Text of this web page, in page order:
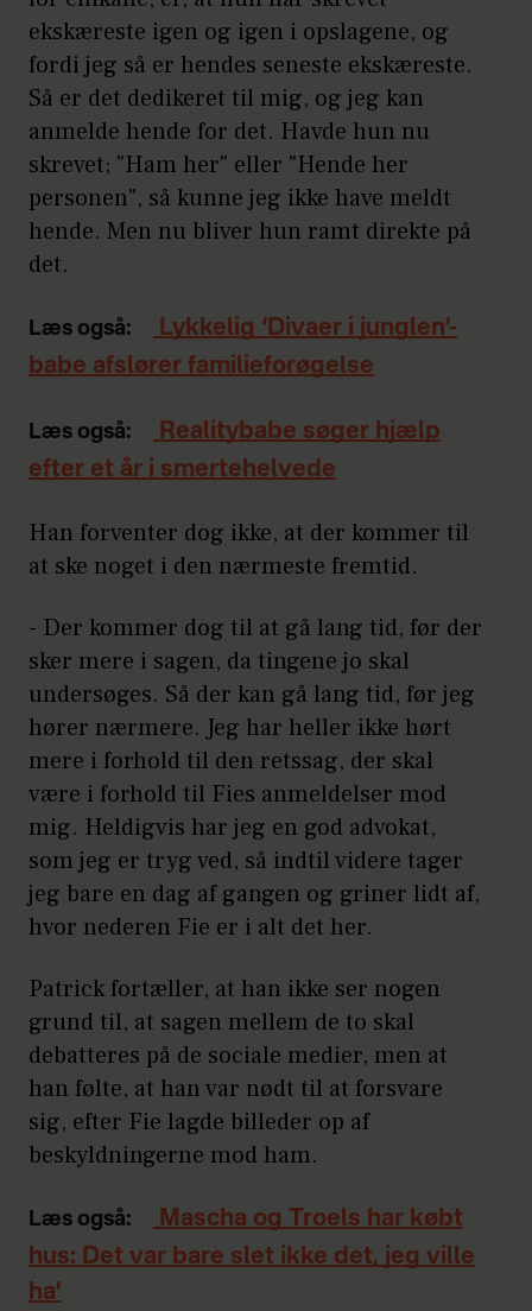
ekskæreste igen og igen i opslagene, og
fordi jeg så er hendes seneste ekskæreste.
Så er det dedikeret til mig, og jeg kan
anmelde hende for det. Havde hun nu
skrevet; "Ham her" eller "Hende her
personen", så kunne jeg ikke have meldt
hende. Men nu bliver hun ramt direkte på
det.
Læs også:
Lykkelig ‘Divaer i junglen’-
babe afslører familieforøgelse
Læs også:
Realitybabe søger hjælp
efter et år i smertehelvede
Han forventer dog ikke, at der kommer til
at ske noget i den nærmeste fremtid.
- Der kommer dog til at gå lang tid, før der
sker mere i sagen, da tingene jo skal
undersøges. Så der kan gå lang tid, før jeg
hører nærmere. Jeg har heller ikke hørt
mere i forhold til den retssag, der skal
være i forhold til Fies anmeldelser mod
mig. Heldigvis har jeg en god advokat,
som jeg er tryg ved, så indtil videre tager
jeg bare en dag af gangen og griner lidt af,
hvor nederen Fie er i alt det her.
Patrick fortæller, at han ikke ser nogen
grund til, at sagen mellem de to skal
debatteres på de sociale medier, men at
han følte, at han var nødt til at forsvare
sig, efter Fie lagde billeder op af
beskyldningerne mod ham.
Læs også:
Mascha og Troels har købt
hus: Det var bare slet ikke det, jeg ville
ha’